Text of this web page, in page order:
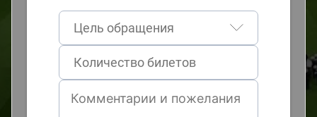
Цель обращения